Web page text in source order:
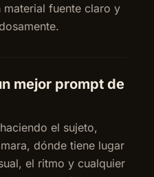
fuente claro y
mejor prompt de
el sujeto,
dónde tiene lugar
el ritmo y cualquier